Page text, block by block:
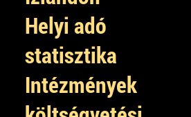
Helyi adó
statisztika
Intézmények